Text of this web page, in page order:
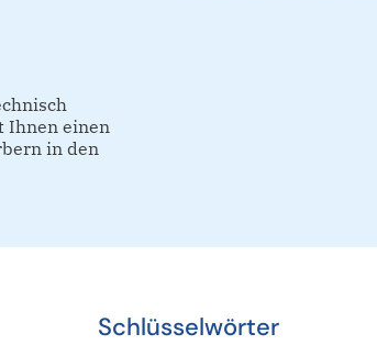
Ihnen einen
in den
Schlüsselwörter